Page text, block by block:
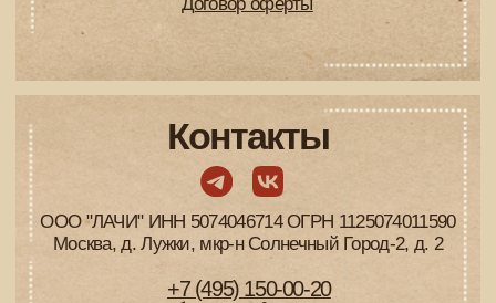
рождения недалеко от Москвы в
выходные или праздничные дни. Не
откладывайте бронирование.
выбрать идеальный номер или
коттедж для вашей компании;
вечеринки — от декора до меню;
воспользоваться специальными
предложениям.